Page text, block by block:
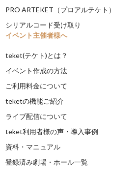
PRO ARTEKET（プロアルテケト）
シリアルコード受け取り
イベント主催者様へ
teket(テケト)とは？
イベント作成の方法
ご利用料金について
teketの機能ご紹介
ライブ配信について
teket利用者様の声・導入事例
資料・マニュアル
登録済み劇場・ホール一覧